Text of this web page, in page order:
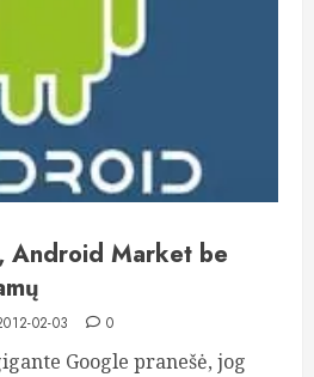
Android Market be
02-03 0
Google pranešė, jog